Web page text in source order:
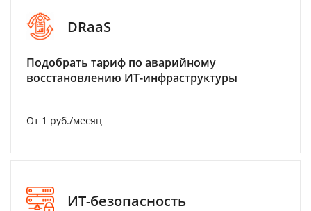
DRaaS
Подобрать тариф по аварийному
восстановлению ИТ-инфраструктуры
От 1 руб./месяц
ИТ-безопасность